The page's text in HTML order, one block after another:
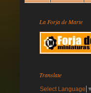
La Forja de Marte
Translate
Select Language ▼